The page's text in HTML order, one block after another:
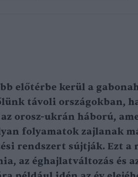
előtérbe kerül a
távoli országokban,
orosz-ukrán háború,
folyamatok zajlanak
rendszert sújtják. Ezt a
az éghajlatváltozás és